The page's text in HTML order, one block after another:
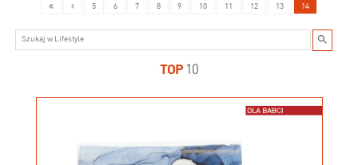
5 6 7 8 9 10 11 12 13 14
TOP 10